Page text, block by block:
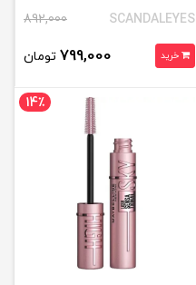
SCANDALEYES
892,000
خرید 799,000 تومان
14٪